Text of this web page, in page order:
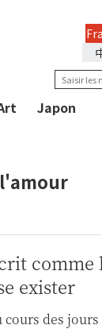
Japon
comme
exister
des